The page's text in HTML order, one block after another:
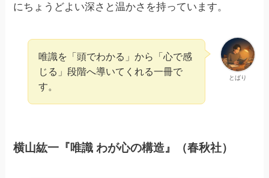
にちょうどよい深さと温かさを持っています。
とばり
唯識を「頭でわかる」から「心で感
じる」段階へ導いてくれる一冊で
す。
横山紘一『唯識 わが心の構造』（春秋社）